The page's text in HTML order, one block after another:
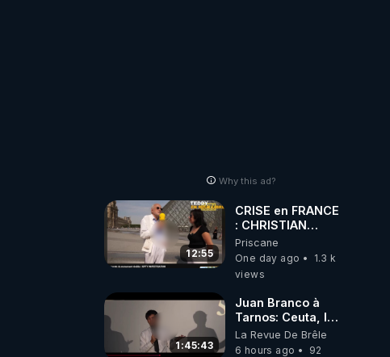
Why this ad?
12:55
CRISE en FRANCE
: CHRISTIAN
COTTEN FAIT une
étrange
découverte
Priscane
One day ago
1.3 k
views
1:45:43
Juan Branco à
Tarnos: Ceuta, le
narcotrafic et le
pouvoir en France
La Revue De Brêle
6 hours ago
92